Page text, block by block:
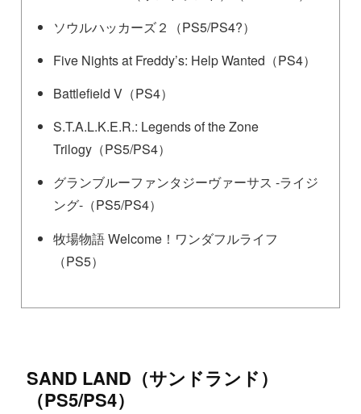
ソウルハッカーズ２（PS5/PS4?）
Five Nights at Freddy’s: Help Wanted（PS4）
Battlefield V（PS4）
S.T.A.L.K.E.R.: Legends of the Zone
Trilogy（PS5/PS4）
グランブルーファンタジーヴァーサス -ライジ
ング-（PS5/PS4）
牧場物語 Welcome！ワンダフルライフ
（PS5）
SAND LAND（サンドランド）
（PS5/PS4）